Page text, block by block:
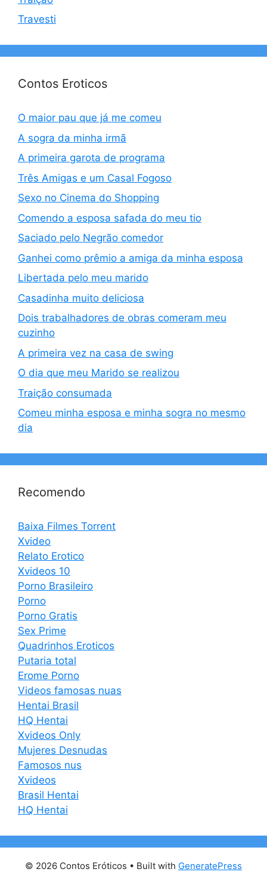
Travesti
Contos Eroticos
O maior pau que já me comeu
A sogra da minha irmã
A primeira garota de programa
Três Amigas e um Casal Fogoso
Sexo no Cinema do Shopping
Comendo a esposa safada do meu tio
Saciado pelo Negrão comedor
Ganhei como prêmio a amiga da minha esposa
Libertada pelo meu marido
Casadinha muito deliciosa
Dois trabalhadores de obras comeram meu
cuzinho
A primeira vez na casa de swing
O dia que meu Marido se realizou
Traição consumada
Comeu minha esposa e minha sogra no mesmo
dia
Recomendo
Baixa Filmes Torrent
Xvideo
Relato Erotico
Xvideos 10
Porno Brasileiro
Porno
Porno Gratis
Sex Prime
Quadrinhos Eroticos
Putaria total
Erome Porno
Videos famosas nuas
Hentai Brasil
HQ Hentai
Xvideos Only
Mujeres Desnudas
Famosos nus
Xvideos
Brasil Hentai
HQ Hentai
© 2026 Contos Eróticos • Built with GeneratePress